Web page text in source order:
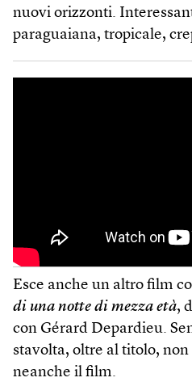
nuovi orizzonti.
paraguaiana, tropicale,
Esce anche un altro film
di una notte di mezza età,
con Gérard Depardieu.
stavolta, oltre al titolo,
neanche il film.